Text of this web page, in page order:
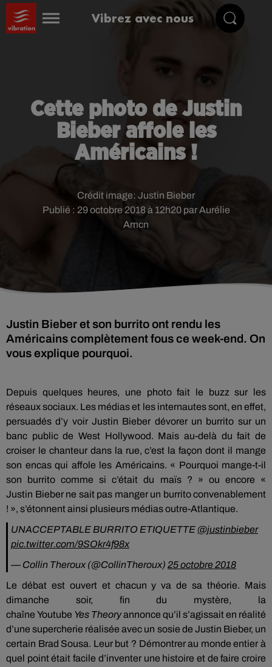
Vibrez avec nous
Cette photo de Justin
Bieber affole les
Américains !
Publié : 29 octobre 2018 à 12h20 par Aurélie
Amcn
Crédit image: Justin Bieber
Justin Bieber et son burrito ont rendu les
Américains complètement fous ce week-end. On
vous explique pourquoi.
Depuis quelques heures, une photo fait le buzz sur les
réseaux sociaux. Les médias et les internautes sont, en effet,
persuadés d’y voir Justin Bieber dévorer un burrito sur un
banc public de West Hollywood. Mais au-delà du fait de
croiser le chanteur dans la rue, c’est la façon dont il mange
son encas qui affole les Américains. « Pourquoi mange-t-il
son burrito comme si c’était du maïs ?
» ou encore «
Justin Bieber ne sait pas manger un burrito convenablement
! », s’étonnent ainsi plusieurs médias outre-Atlantique.
UNACCEPTABLE BURRITO ETIQUETTE @justinbieber
pic.twitter.com/9SOkr4f98x
— Collin Theroux (@CollinTheroux) 25 octobre 2018
Le débat est ouvert et chacun y va de sa théorie. Mais
dimanche soir, fin du mystère, la
chaîne Youtube Yes Theoryannonce qu’il s’agissait en réalité
d’une supercherie réalisée avec un sosie de Justin Bieber, un
certain Brad Sousa. Leur but ? Démontrer au monde entier à
quel point était facile d’inventer une histoire et de faire croire